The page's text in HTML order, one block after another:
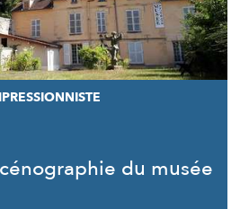
du musée